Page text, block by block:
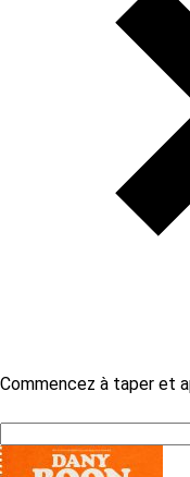
Commencez à taper et